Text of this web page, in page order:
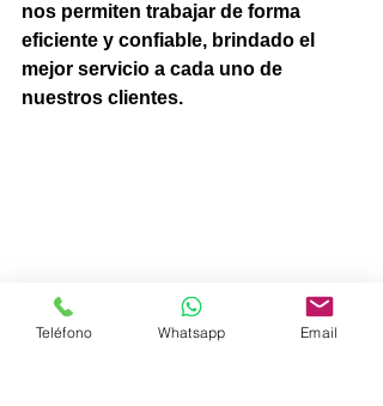
nos permiten trabajar de forma
eficiente y confiable, brindado el
mejor servicio a cada uno de
nuestros clientes.
Teléfono Whatsapp Email